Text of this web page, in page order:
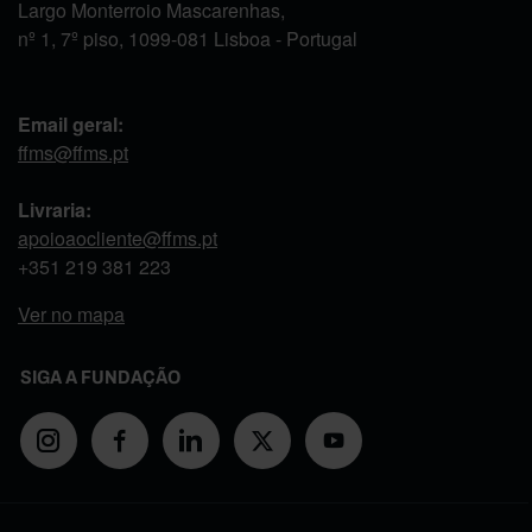
Largo Monterroio Mascarenhas,
nº 1, 7º piso, 1099-081 Lisboa - Portugal
Email geral:
ffms@ffms.pt
Livraria:
apoioaocliente@ffms.pt
+351 219 381 223
Ver no mapa
SIGA A FUNDAÇÃO